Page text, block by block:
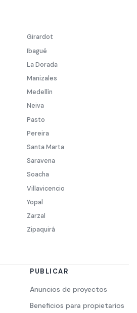
Girardot
Ibagué
La Dorada
Manizales
Medellín
Neiva
Pasto
Pereira
Santa Marta
Saravena
Soacha
Villavicencio
Yopal
Zarzal
Zipaquirá
PUBLICAR
Anuncios de proyectos
Beneficios para propietarios